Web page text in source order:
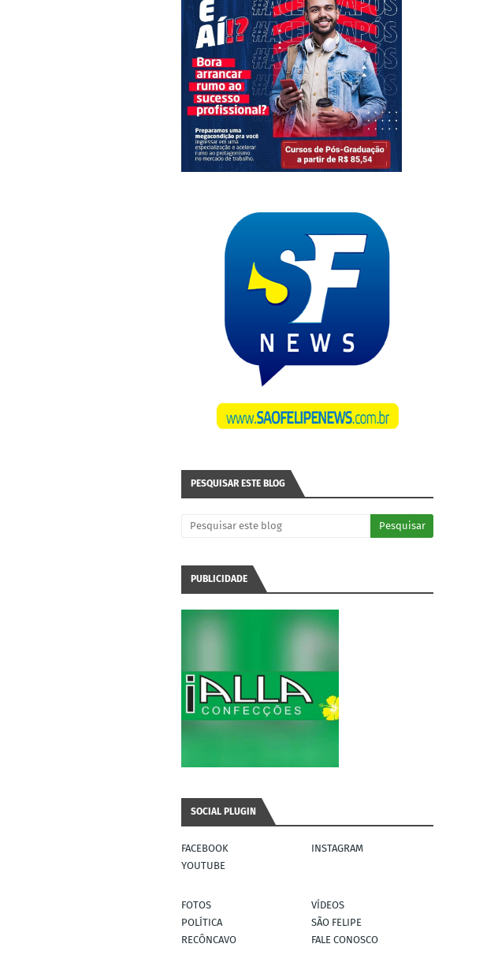
PESQUISAR ESTE BLOG
PUBLICIDADE
SOCIAL PLUGIN
FACEBOOK
INSTAGRAM
YOUTUBE
FOTOS
VÍDEOS
POLÍTICA
SÃO FELIPE
RECÔNCAVO
FALE CONOSCO